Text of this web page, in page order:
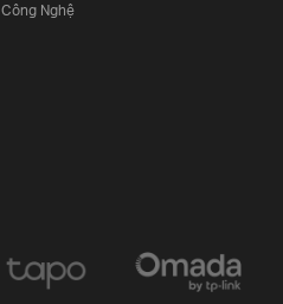
Công Nghệ